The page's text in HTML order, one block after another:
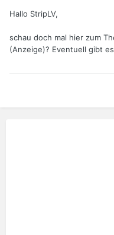
Hallo StripLV,
schau doch mal hier zum
(Anzeige)? Eventuell gibt